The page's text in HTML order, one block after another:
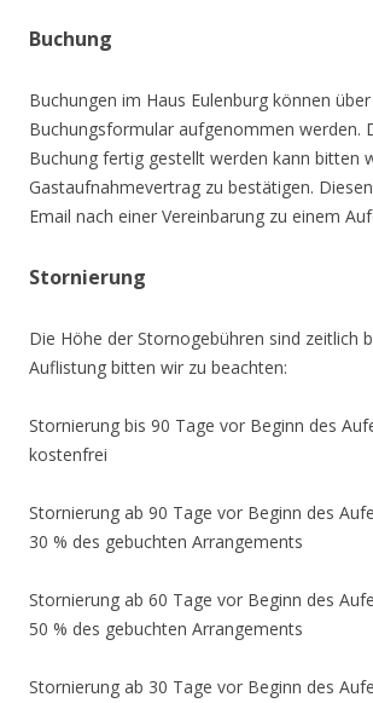
Buchung
Buchungen im Haus Eulenburg können
Buchungsformular aufgenommen werden.
Buchung fertig gestellt werden kann bitten
Gastaufnahmevertrag zu bestätigen.
Email nach einer Vereinbarung zu einem
Stornierung
Die Höhe der Stornogebühren sind zeitlich
Auflistung bitten wir zu beachten:
Stornierung bis 90 Tage vor Beginn des
kostenfrei
Stornierung ab 90 Tage vor Beginn des
30 % des gebuchten Arrangements
Stornierung ab 60 Tage vor Beginn des
50 % des gebuchten Arrangements
Stornierung ab 30 Tage vor Beginn des